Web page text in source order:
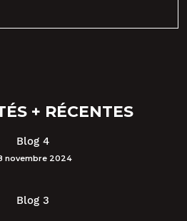
+ RÉCENTES
Blog 4
novembre 2024
Blog 3